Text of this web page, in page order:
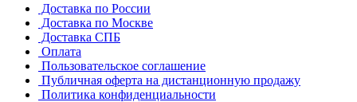
Доставка по России
Доставка по Москве
Доставка СПБ
Оплата
Пользовательское соглашение
Публичная оферта на дистанционную продажу
Политика конфиденциальности